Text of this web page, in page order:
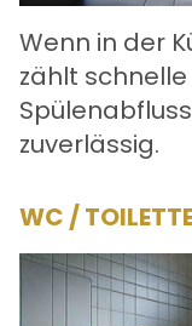
Wenn in der
zählt
zuverlässig.
WC /